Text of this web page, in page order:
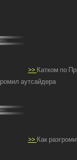
>>Катком по
аутсайдера
>>Как